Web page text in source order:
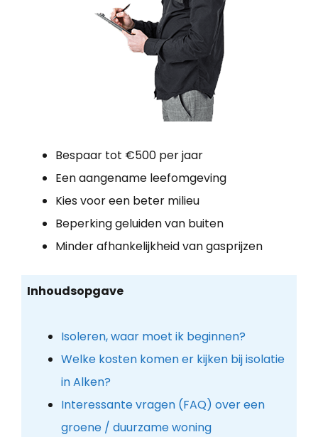
Bespaar tot €500 per jaar
Een aangename leefomgeving
Kies voor een beter milieu
Beperking geluiden van buiten
Minder afhankelijkheid van gasprijzen
Inhoudsopgave
Isoleren, waar moet ik beginnen?
Welke kosten komen er kijken bij isolatie
in Alken?
Interessante vragen (FAQ) over een
groene / duurzame woning